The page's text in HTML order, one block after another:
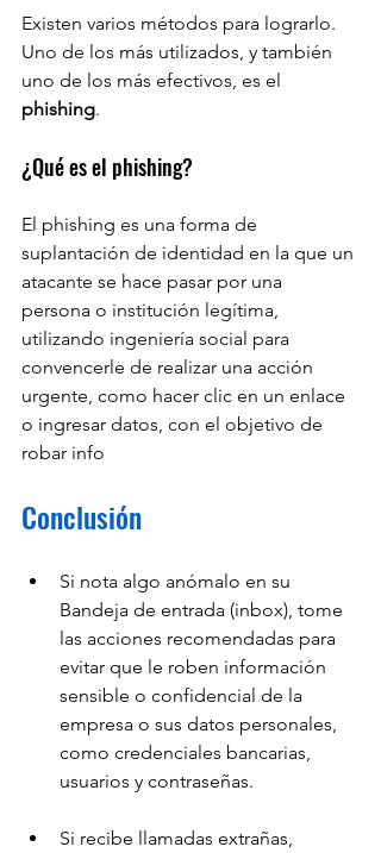
Existen varios métodos para lograrlo.
Uno de los más utilizados, y también
uno de los más efectivos, es el
phishing.
¿Qué es el phishing?
El phishing es una forma de
suplantación de identidad en la que un
atacante se hace pasar por una
persona o institución legítima,
utilizando ingeniería social para
convencerle de realizar una acción
urgente, como hacer clic en un enlace
o ingresar datos, con el objetivo de
robar info
Conclusión
Si nota algo anómalo en su
Bandeja de entrada (inbox), tome
las acciones recomendadas para
evitar que le roben información
sensible o confidencial de la
empresa o sus datos personales,
como credenciales bancarias,
usuarios y contraseñas.
Si recibe llamadas extrañas,